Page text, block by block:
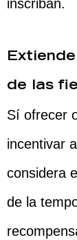
inscriban.
de las
Sí ofrecer
incentivar
considera
de la